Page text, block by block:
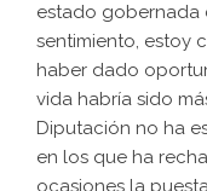
estado gobernada
sentimiento, estoy
haber dado
vida habría sido
Diputación no ha
en los que ha
ocasiones la